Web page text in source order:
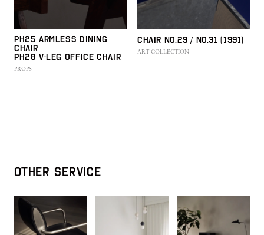
PH25 Armless Dining
Chair
PH28 V-leg Office Chair
PROPS
Chair No.29 / No.31 (1991)
ART COLLECTION
OTHER SERVICE